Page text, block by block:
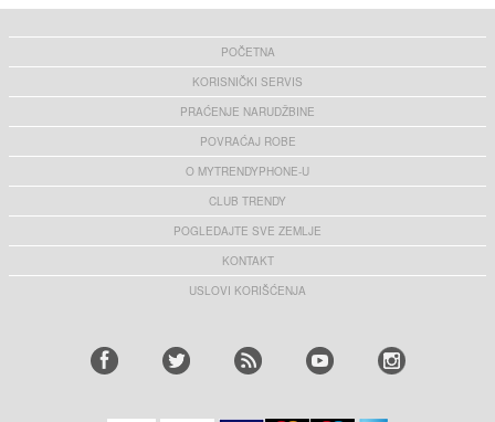
POČETNA
KORISNIČKI SERVIS
PRAĆENJE NARUDŽBINE
POVRAĆAJ ROBE
O MYTRENDYPHONE-U
CLUB TRENDY
POGLEDAJTE SVE ZEMLJE
KONTAKT
USLOVI KORIŠĆENJA